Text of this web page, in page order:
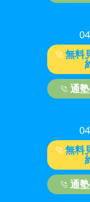
無料
通
無料
通